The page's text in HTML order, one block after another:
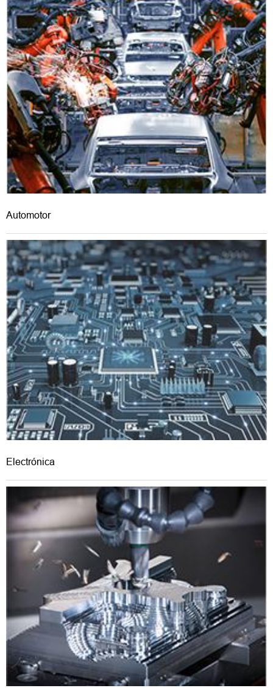
Automotor
Electrónica